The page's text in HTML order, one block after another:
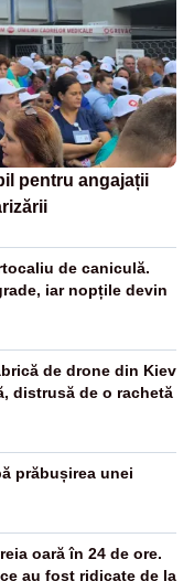
pentru angajații
de caniculă.
iar nopțile devin
de drone din Kiev
distrusă de o rachetă
prăbușirea unei
oară în 24 de ore.
au fost ridicate de la